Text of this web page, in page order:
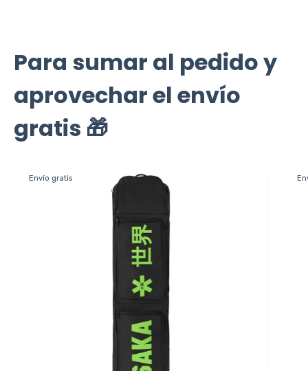
Para sumar al pedido y
aprovechar el envío
gratis 🎁
Envío gratis